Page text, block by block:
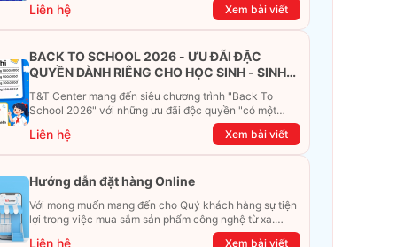
Liên hệ Xem bài viết
BACK TO SCHOOL 2026 - ƯU ĐÃI ĐẶC
QUYỀN DÀNH RIÊNG CHO HỌC SINH - SINH
T&T Center mang đến siêu chương trình "Back To
School 2026" với những ưu đãi độc quyền "có một
không hai". Đừng để chiếc ví phải "ét-ô-ét", cùng
khám phá ngay ưu đãi siêu khủng dưới đây nhé!
Liên hệ Xem bài viết
Hướng dẫn đặt hàng Online
Với mong muốn mang đến cho Quý khách hàng sự tiện
lợi trong việc mua sắm sản phẩm công nghệ từ xa.
Trong bài viết này, T&T Center sẽ hướng dẫn chi tiết
Liên hệ Xem bài viết